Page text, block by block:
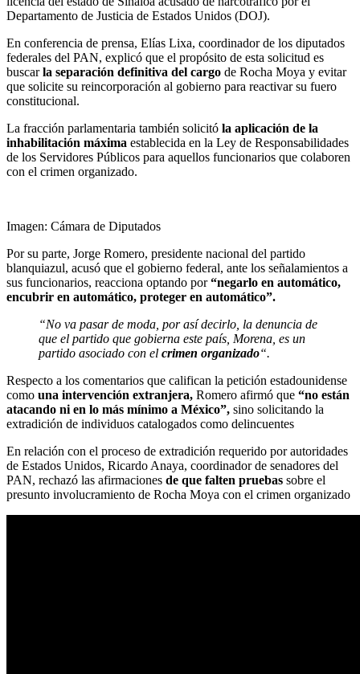
Departamento de Justicia de Estados Unidos (DOJ).
En conferencia de prensa, Elías Lixa, coordinador de los diputados
federales del PAN, explicó que el propósito de esta solicitud es
buscarla separación definitiva del cargo de Rocha Moya y evitar
que solicite su reincorporación al gobierno para reactivar su fuero
constitucional.
La fracción parlamentaria también solicitó la aplicación de la
inhabilitación máxima establecida en la Ley de Responsabilidades
de los Servidores Públicos para aquellos funcionarios que colaboren
con el crimen organizado.
Imagen: Cámara de Diputados
Por su parte, Jorge Romero, presidente nacional del partido
blanquiazul, acusó que el gobierno federal, ante los señalamientos a
sus funcionarios, reacciona optando por“negarlo en automático,
encubrir en automático, proteger en automático”.
“No va pasar de moda, por así decirlo, la denuncia de
que el partido que gobierna este país, Morena, es un
partido asociado con el crimen organizado“.
Respecto a los comentarios que califican la petición estadounidense
como una intervención extranjera, Romero afirmó que “no están
atacando ni en lo más mínimo a México”, sino solicitando la
extradición de individuos catalogados como delincuentes
En relación con el proceso de extradición requerido por autoridades
de Estados Unidos, Ricardo Anaya, coordinador de senadores del
PAN, rechazó las afirmaciones de que falten pruebas sobre el
presunto involucramiento de Rocha Moya con el crimen organizado